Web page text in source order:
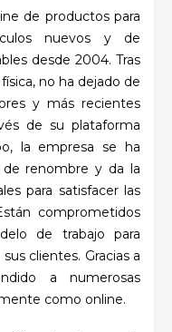
de productos para
nuevos y de
desde 2004. Tras
no ha dejado de
y más recientes
de su plataforma
la empresa se ha
renombre y da la
para satisfacer las
comprometidos
de trabajo para
clientes. Gracias a
a numerosas
como online.